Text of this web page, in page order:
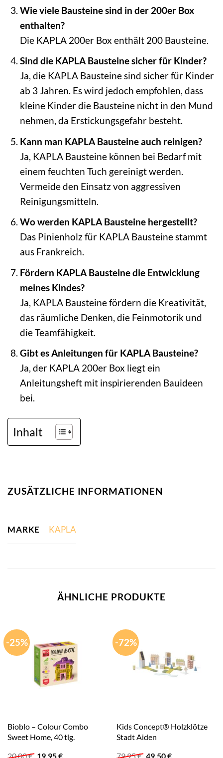
Wie viele Bausteine sind in der 200er Box
enthalten?
Die KAPLA 200er Box enthält 200 Bausteine.
Sind die KAPLA Bausteine sicher für Kinder?
Ja, die KAPLA Bausteine sind sicher für Kinder
ab 3 Jahren. Es wird jedoch empfohlen, dass
kleine Kinder die Bausteine nicht in den Mund
nehmen, da Erstickungsgefahr besteht.
Kann man KAPLA Bausteine auch reinigen?
Ja, KAPLA Bausteine können bei Bedarf mit
einem feuchten Tuch gereinigt werden.
Vermeide den Einsatz von aggressiven
Reinigungsmitteln.
Wo werden KAPLA Bausteine hergestellt?
Das Pinienholz für KAPLA Bausteine stammt
aus Frankreich.
Fördern KAPLA Bausteine die Entwicklung
meines Kindes?
Ja, KAPLA Bausteine fördern die Kreativität,
das räumliche Denken, die Feinmotorik und
die Teamfähigkeit.
Gibt es Anleitungen für KAPLA Bausteine?
Ja, der KAPLA 200er Box liegt ein
Anleitungsheft mit inspirierenden Bauideen
bei.
Inhalt
ZUSÄTZLICHE INFORMATIONEN
MARKE KAPLA
ÄHNLICHE PRODUKTE
-25%
Bioblo – Colour Combo
Sweet Home, 40 tlg.
20,00€ Ursprünglicher
19,95€Aktueller
-72%
Kids Concept® Holzklötze
Stadt Aiden
79,95€ Ursprünglicher
49,50€Aktueller